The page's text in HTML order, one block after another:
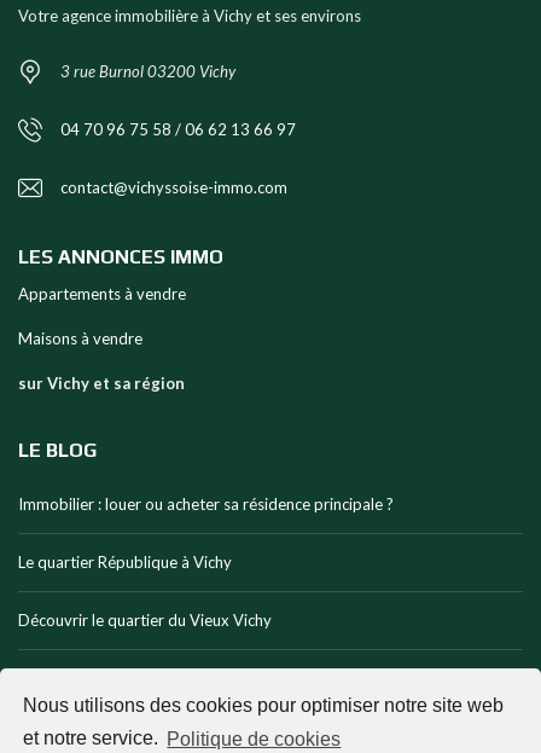
Nous utilisons des cookies pour optimiser notre site web
et notre service. Politique de cookies
Votre agence immobilière à Vichy et ses environs
3 rue Burnol 03200 Vichy
04 70 96 75 58 / 06 62 13 66 97
contact@vichyssoise-immo.com
LES ANNONCES IMMO
Appartements à vendre
Maisons à vendre
sur Vichy et sa région
LE BLOG
Immobilier : louer ou acheter sa résidence principale ?
Le quartier République à Vichy
Découvrir le quartier du Vieux Vichy